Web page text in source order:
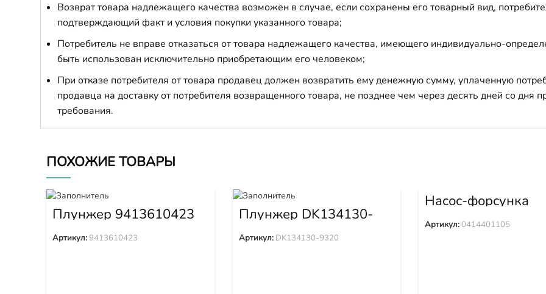
Возврат товара надлежащего качества возможен в случае, если сохранены его товарный вид,
подтверждающий факт и условия покупки указанного товара;
Потребитель не вправе отказаться от товара надлежащего качества, имеющего индивидуально-
быть использован исключительно приобретающим его человеком;
При отказе потребителя от товара продавец должен возвратить ему денежную сумму, уплаченную
продавца на доставку от потребителя возвращенного товара, не позднее чем через десять дней со дня
требования.
ПОХОЖИЕ ТОВАРЫ
Плунжер 9413610423
Артикул:9413610423
Плунжер DK134130-
9320
Артикул: DK134130-9320
Насос-форсунка
0414401105
Артикул:0414401105